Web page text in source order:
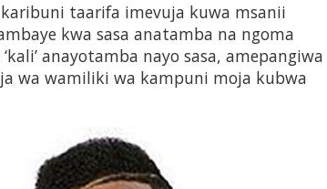
karibuni taarifa imevuja kuwa msanii
kwa sasa anatamba na ngoma
anayotamba nayo sasa, amepangiwa
wa wamiliki wa kampuni moja kubwa